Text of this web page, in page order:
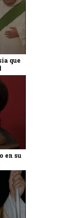
que
en su